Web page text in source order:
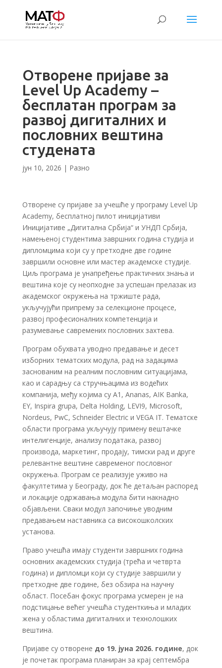
Отворене пријаве за
Level Up Academy –
бесплатан програм за
развој дигиталних и
пословних вештина
студената
јун 10, 2026 | Разно
Отворене су пријаве за учешће у програму Level Up
Academy, бесплатној пилот иницијативи
Иницијативе „Дигитална Србија“ и УНДП Србија,
намењеној студентима завршних година студија и
дипломцима који су у претходне две године
завршили основне или мастер академске студије.
Циљ програма је унапређење практичних знања и
вештина које су неопходне за успешан прелазак из
академског окружења на тржиште рада,
укључујући припрему за селекционе процесе,
развој професионалних компетенција и
разумевање савремених пословних захтева.
Програм обухвата уводно предавање и десет
изборних тематских модула, рад на задацима
заснованим на реалним пословним ситуацијама,
као и сарадњу са стручњацима из водећих
компанија, међу којима су A1, Ananas, AIK Banka,
EY, Inspira grupa, Delta Holding, LEVI9, Microsoft,
Nordeus, PwC, Schneider Electric и VEGA IT. Тематске
области програма укључују примену вештачке
интелигенције, анализу података, развој
производа, маркетинг, продају, тимски рад и друге
релевантне вештине савременог пословног
окружења. Програм се реализује уживо на
факултетима у Београду, док ће детаљан распоред
и локације одржавања модула бити накнадно
објављени. Сваки модул започиње уводним
предавањем наставника са високошколских
установа.
Право учешћа имају студенти завршних година
основних академских студија (трећа и четврта
година) и дипломци који су студије завршили у
претходне две године, без обзира на научну
област. Посебан фокус програма усмерен је на
подстицање већег учешћа студенткиња и младих
жена у областима дигиталних и технолошких
вештина.
Пријаве су отворене до 19. јуна 2026. године, док
је почетак програма планиран за крај септембра